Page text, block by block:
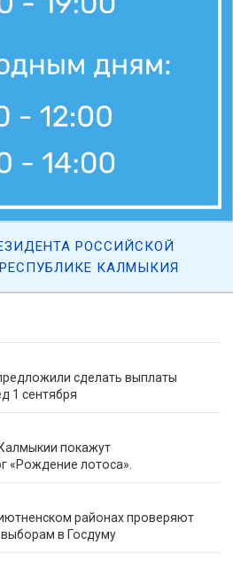
сделать выплаты
1 сентября
покажут
«Рождение лотоса».
районах проверяют
выборам в Госдуму
РОССИЙСКОЙ
КАЛМЫКИЯ